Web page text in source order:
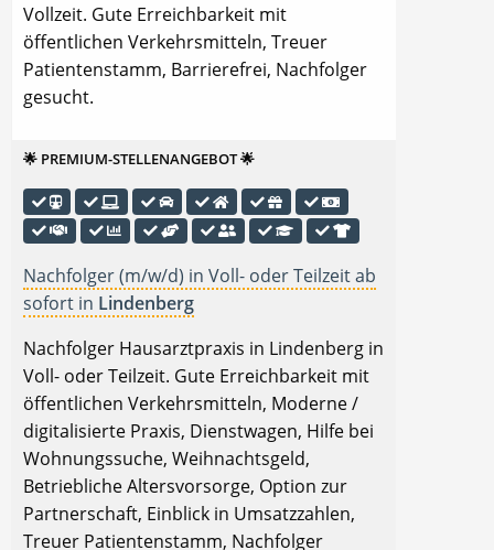
Vollzeit. Gute Erreichbarkeit mit
öffentlichen Verkehrsmitteln, Treuer
Patientenstamm, Barrierefrei, Nachfolger
gesucht.
🌟 PREMIUM-STELLENANGEBOT 🌟
Nachfolger (m/w/d) in Voll- oder Teilzeit ab
sofort in Lindenberg
Nachfolger Hausarztpraxis in Lindenberg in
Voll- oder Teilzeit. Gute Erreichbarkeit mit
öffentlichen Verkehrsmitteln, Moderne /
digitalisierte Praxis, Dienstwagen, Hilfe bei
Wohnungssuche, Weihnachtsgeld,
Betriebliche Altersvorsorge, Option zur
Partnerschaft, Einblick in Umsatzzahlen,
Treuer Patientenstamm, Nachfolger